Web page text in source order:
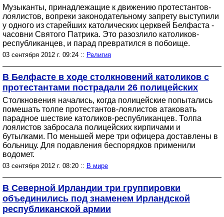
Музыканты, принадлежащие к движению протестантов-
лоялистов, вопреки законодательному запрету выступили
у одного из старейших католических церквей Белфаста -
часовни Святого Патрика. Это разозлило католиков-
республиканцев, и парад превратился в побоище.
03 сентября 2012 г. 09:24 :: Религия
В Белфасте в ходе столкновений католиков с
протестантами пострадали 26 полицейских
Столкновения начались, когда полицейские попытались
помешать толпе протестантов-лоялистов атаковать
парадное шествие католиков-республиканцев. Толпа
лоялистов забросала полицейских кирпичами и
бутылками. По меньшей мере три офицера доставлены в
больницу. Для подавления беспорядков применили
водомет.
03 сентября 2012 г. 08:20 :: В мире
В Северной Ирландии три группировки
объединились под знаменем Ирландской
республиканской армии